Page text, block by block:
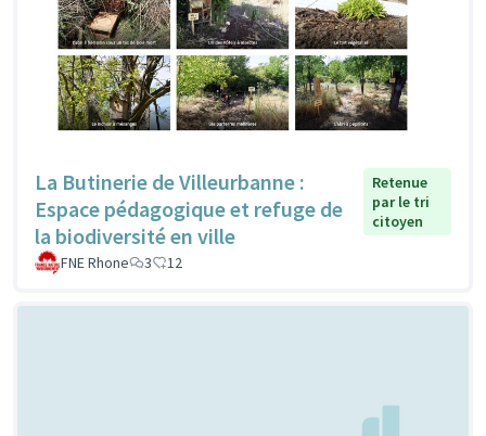
La Butinerie de Villeurbanne :
Espace pédagogique et refuge de
la biodiversité en ville
Retenue
par le tri
citoyen
FNE Rhone 3 12